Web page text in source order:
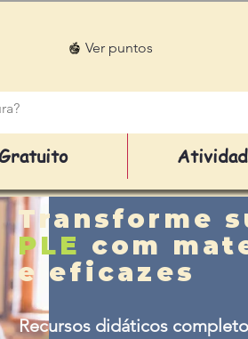
Ver puntos
Transforme
PLE com
e eficazes
Recursos didáticos